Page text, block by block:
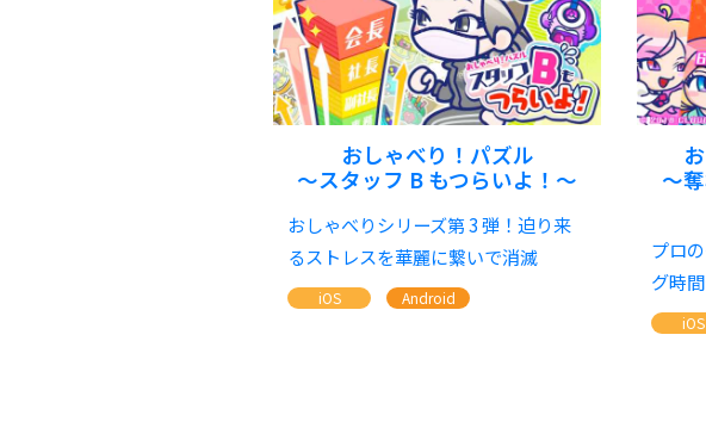
おしゃべり！パズル
～スタッフ B もつらいよ！～
おしゃべりシリーズ第 3 弾！迫り来
るストレスを華麗に繋いで消滅
iOS Android
～
プロ
グ時
iOS